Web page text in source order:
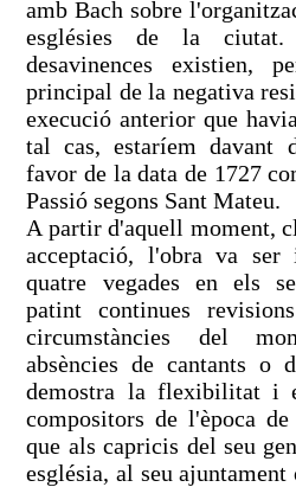
amb Bach sobre
esglésies de la ciutat.
desavinences existien,
principal de la negativa
execució anterior que
tal cas, estaríem davant
favor de la data de 1727
Passió segons Sant Mateu.
A partir d'aquell moment,
acceptació, l'obra va ser
quatre vegades en els
patint continues
circumstàncies del
absències de cantants o
demostra la flexibilitat i
compositors de l'època
que als capricis del seu
església, al seu